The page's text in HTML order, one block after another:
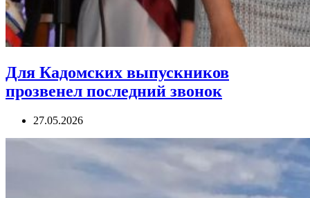
Для Кадомских выпускников
прозвенел последний звонок
27.05.2026